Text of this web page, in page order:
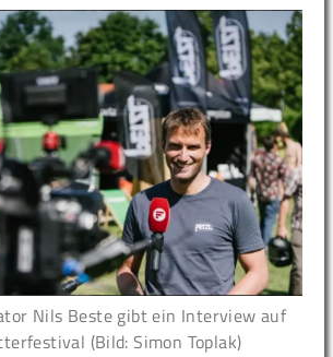
Nils Beste gibt ein Interview auf
(Bild: Simon Toplak)